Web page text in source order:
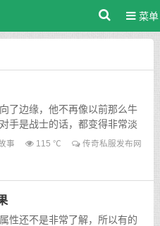
菜单
了边缘，他不再像以前那么牛
手是战士的话，都变得非常淡
那么厉害了，就算和你pk也...
事 115 ℃
传奇私服发布网
性还不是非常了解，所以有的